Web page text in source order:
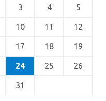
3 4 5
10 11 12
17 18 19
24 25 26
31